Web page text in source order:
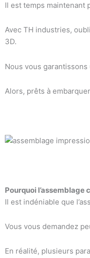
Il est temps maintenant
Avec TH industries,
3D.
Nous vous
Alors, prêts à
Pourquoi l’assemblage
Il est indéniable que
Vous vous demandez
En réalité, plusieurs